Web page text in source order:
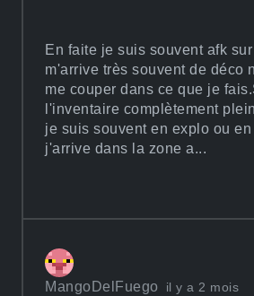
En faite je suis souvent afk
m'arrive très souvent de déco
me couper dans ce que je
l'inventaire complètement
je suis souvent en explo ou
j'arrive dans la zone a...
MangoDelFuego il y a 2 mois